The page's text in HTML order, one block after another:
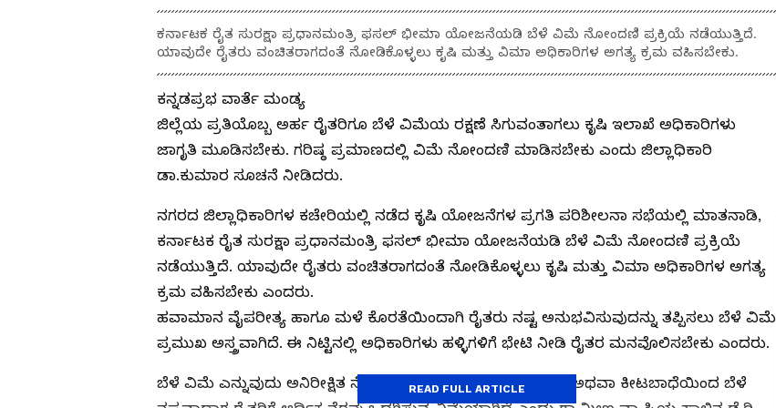
ಕರ್ನಾಟಕ ರೈತ ಸುರಕ್ಷಾ ಪ್ರಧಾನಮಂತ್ರಿ ಫಸಲ್ ಭೀಮಾ ಯೋಜನೆಯಡಿ ಬೆಳೆ ವಿಮೆ ನೋಂದಣಿ ಪ್ರಕ್ರಿಯೆ ನಡೆಯುತ್ತಿದೆ.
ಯಾವುದೇ ರೈತರು ವಂಚಿತರಾಗದಂತೆ ನೋಡಿಕೊಳ್ಳಲು ಕೃಷಿ ಮತ್ತು ವಿಮಾ ಅಧಿಕಾರಿಗಳ ಅಗತ್ಯ ಕ್ರಮ ವಹಿಸಬೇಕು.
ಕನ್ನಡಪ್ರಭ ವಾರ್ತೆ ಮಂಡ್ಯ
ಜಿಲ್ಲೆಯ ಪ್ರತಿಯೊಬ್ಬ ಅರ್ಹ ರೈತರಿಗೂ ಬೆಳೆ ವಿಮೆಯ ರಕ್ಷಣೆ ಸಿಗುವಂತಾಗಲು ಕೃಷಿ ಇಲಾಖೆ ಅಧಿಕಾರಿಗಳು
ಜಾಗೃತಿ ಮೂಡಿಸಬೇಕು. ಗರಿಷ್ಠ ಪ್ರಮಾಣದಲ್ಲಿ ವಿಮೆ ನೋಂದಣಿ ಮಾಡಿಸಬೇಕು ಎಂದು ಜಿಲ್ಲಾಧಿಕಾರಿ
ಡಾ.ಕುಮಾರ ಸೂಚನೆ ನೀಡಿದರು.
ನಗರದ ಜಿಲ್ಲಾಧಿಕಾರಿಗಳ ಕಚೇರಿಯಲ್ಲಿ ನಡೆದ ಕೃಷಿ ಯೋಜನೆಗಳ ಪ್ರಗತಿ ಪರಿಶೀಲನಾ ಸಭೆಯಲ್ಲಿ ಮಾತನಾಡಿ,
ಕರ್ನಾಟಕ ರೈತ ಸುರಕ್ಷಾ ಪ್ರಧಾನಮಂತ್ರಿ ಫಸಲ್ ಭೀಮಾ ಯೋಜನೆಯಡಿ ಬೆಳೆ ವಿಮೆ ನೋಂದಣಿ ಪ್ರಕ್ರಿಯೆ
ನಡೆಯುತ್ತಿದೆ. ಯಾವುದೇ ರೈತರು ವಂಚಿತರಾಗದಂತೆ ನೋಡಿಕೊಳ್ಳಲು ಕೃಷಿ ಮತ್ತು ವಿಮಾ ಅಧಿಕಾರಿಗಳ ಅಗತ್ಯ
ಕ್ರಮ ವಹಿಸಬೇಕು ಎಂದರು.
ಹವಾಮಾನ ವೈಪರೀತ್ಯ ಹಾಗೂ ಮಳೆ ಕೊರತೆಯಿಂದಾಗಿ ರೈತರು ನಷ್ಟ ಅನುಭವಿಸುವುದನ್ನು ತಪ್ಪಿಸಲು ಬೆಳೆ ವಿಮೆ
ಪ್ರಮುಖ ಅಸ್ತ್ರವಾಗಿದೆ. ಈ ನಿಟ್ಟಿನಲ್ಲಿ ಅಧಿಕಾರಿಗಳು ಹಳ್ಳಿಗಳಿಗೆ ಭೇಟಿ ನೀಡಿ ರೈತರ ಮನವೊಲಿಸಬೇಕು ಎಂದರು.
ಬೆಳೆ ವಿಮೆ ಎನ್ನುವುದು ಅನಿರೀಕ್ಷಿತ ನೈಸರ್ಗಿಕ ವಿಕೋಪಗಳು, ಬರ, ಪ್ರವಾಹ ಅಥವಾ ಕೀಟಬಾಧೆಯಿಂದ ಬೆಳೆ
READ FULL ARTICLE